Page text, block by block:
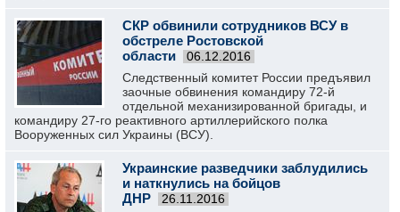
СКР обвинили сотрудников ВСУ в
обстреле Ростовской
области
06.12.2016
Следственный комитет России предъявил
заочные обвинения командиру 72-й
отдельной механизированной бригады, и
командиру 27-го реактивного артиллерийского полка
Вооруженных сил Украины (ВСУ).
Украинские разведчики заблудились
и наткнулись на бойцов
ДНР
26.11.2016